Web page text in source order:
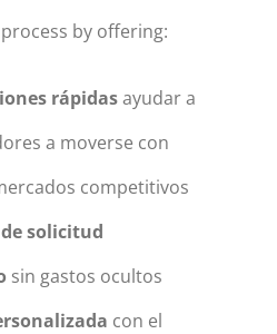
by offering:
rápidasayudar a
a moverse con
competitivos
solicitud
sin gastos ocultos
con el